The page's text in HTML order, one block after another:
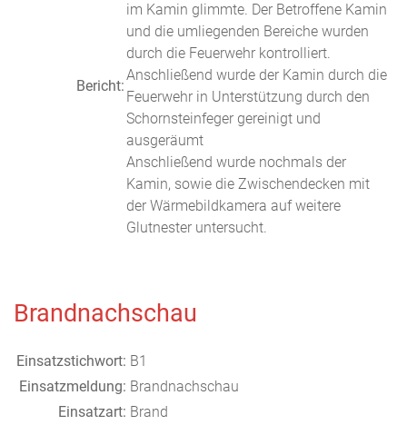
Bericht:
im Kamin glimmte. Der Betroffene Kamin
und die umliegenden Bereiche wurden
durch die Feuerwehr kontrolliert.
Anschließend wurde der Kamin durch die
Feuerwehr in Unterstützung durch den
Schornsteinfeger gereinigt und
ausgeräumt
Anschließend wurde nochmals der
Kamin, sowie die Zwischendecken mit
der Wärmebildkamera auf weitere
Glutnester untersucht.
Brandnachschau
Einsatzstichwort: B1
Einsatzmeldung: Brandnachschau
Einsatzart: Brand